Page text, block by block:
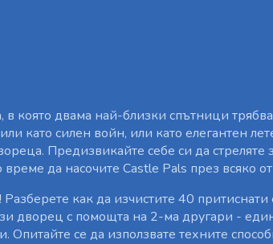
която двама най-близки спътници
като силен войн, или като елегантен
Предизвикайте себе си да
да насочите Castle Pals през всяко
как да изчистите 40 притиснати
дворец с помощта на 2-ма другари -
се да използвате техните